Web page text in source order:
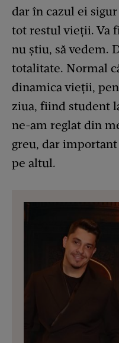
dar în cazul ei
tot restul vieții. Va
nu știu, să vedem.
totalitate. Normal
dinamica vieții,
ziua, fiind student
ne-am reglat din
greu, dar
pe altul.